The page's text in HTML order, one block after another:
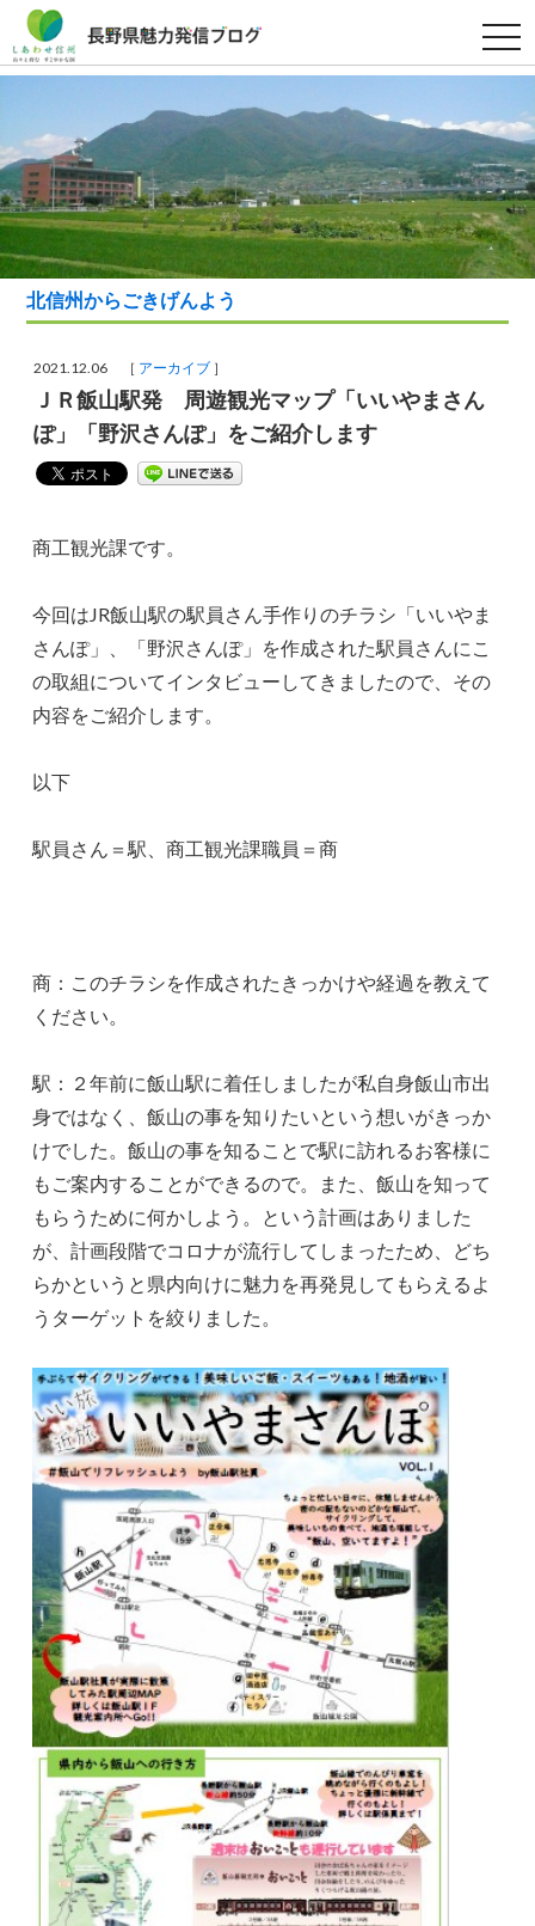
t
o
g
e
n
a
v
i
g
a
t
i
o
北信州からごきげんよう
2021.12.06 ［ アーカイブ ］
ＪＲ飯山駅発 周遊観光マップ「いいやまさん
ぽ」「野沢さんぽ」をご紹介します
商工観光課です。
今回はJR飯山駅の駅員さん手作りのチラシ「いいやま
さんぽ」、「野沢さんぽ」を作成された駅員さんにこ
の取組についてインタビューしてきましたので、その
内容をご紹介します。
以下
駅員さん＝駅、商工観光課職員＝商
商：このチラシを作成されたきっかけや経過を教えて
ください。
駅：２年前に飯山駅に着任しましたが私自身飯山市出
身ではなく、飯山の事を知りたいという想いがきっか
けでした。飯山の事を知ることで駅に訪れるお客様に
もご案内することができるので。また、飯山を知って
もらうために何かしよう。という計画はありました
が、計画段階でコロナが流行してしまったため、どち
らかというと県内向けに魅力を再発見してもらえるよ
うターゲットを絞りました。